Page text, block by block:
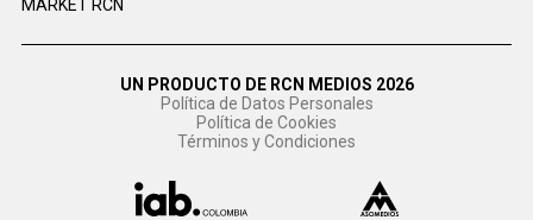
MARKET RCN
UN PRODUCTO DE RCN MEDIOS 2026
Política de Datos Personales
Política de Cookies
Términos y Condiciones